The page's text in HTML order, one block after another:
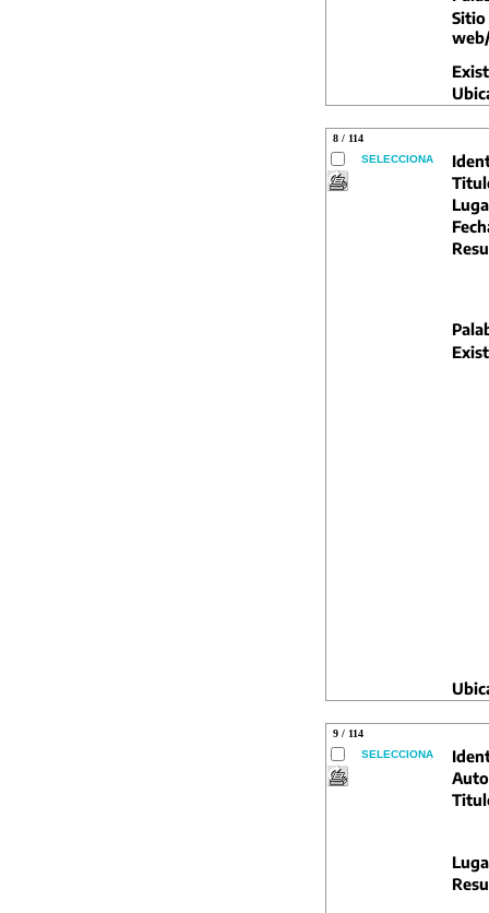
Sitio
8 / 114
SELECCIONA
9 / 114
SELECCIONA